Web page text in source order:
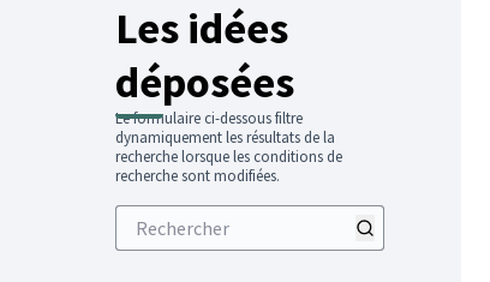
Les idées
déposées
Le formulaire ci-dessous filtre
dynamiquement les résultats de la
recherche lorsque les conditions de
recherche sont modifiées.